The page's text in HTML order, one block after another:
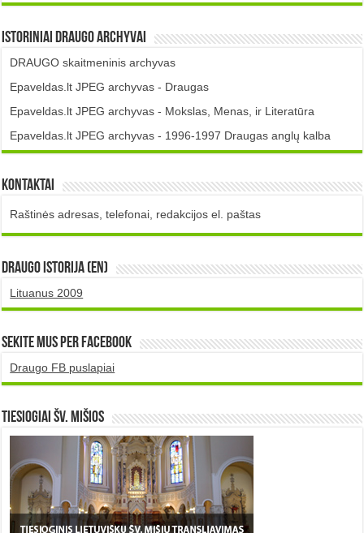
Istoriniai DRAUGO Archyvai
DRAUGO skaitmeninis archyvas
Epaveldas.lt JPEG archyvas - Draugas
Epaveldas.lt JPEG archyvas - Mokslas, Menas, ir Literatūra
Epaveldas.lt JPEG archyvas - 1996-1997 Draugas anglų kalba
Kontaktai
Raštinės adresas, telefonai, redakcijos el. paštas
DRAUGO istorija (EN)
Lituanus 2009
Sekite mus per Facebook
Draugo FB puslapiai
TIESIOGIAI šv. MIŠIOS